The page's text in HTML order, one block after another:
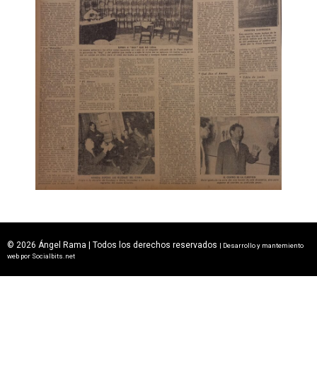
© 2026 Ángel Rama | Todos los derechos reservados | Desarrollo y mantemiento
web por Socialbits.net